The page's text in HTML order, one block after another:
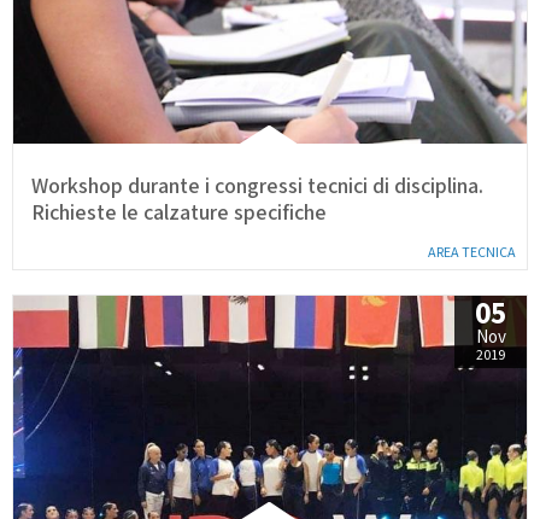
AREA TECNICA
Workshop durante i congressi tecnici di disciplina.
Richieste le calzature specifiche
05
Nov
2019